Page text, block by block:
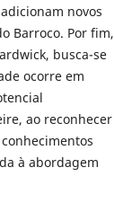
adicionam novos
Barroco. Por fim,
busca-se
ocorre em
ao reconhecer
à abordagem